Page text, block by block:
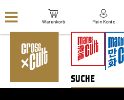
Warenkorb Mein Konto